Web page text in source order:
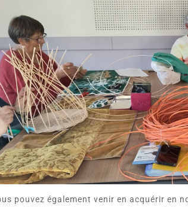
pouvez également venir en acquérir en